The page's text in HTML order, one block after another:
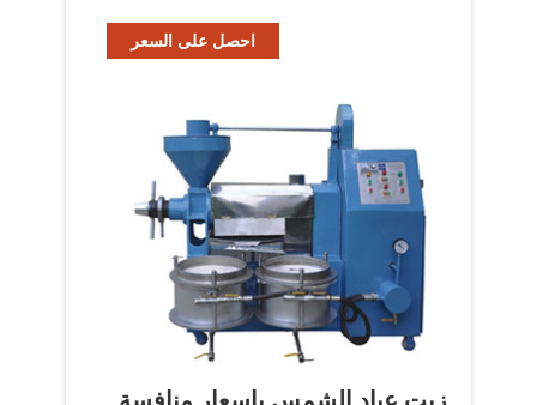
احصل على السعر